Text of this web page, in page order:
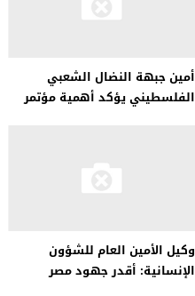
أمين جبهة النضال الشعبي
الفلسطيني يؤكد أهمية مؤتمر
وكيل الأمين العام للشؤون
الإنسانية: أقدر جهود مصر